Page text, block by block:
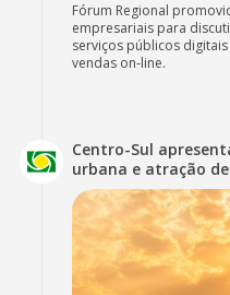
Fórum Regional
empresariais para
serviços públicos
vendas on-line.
Centro-Sul
urbana e atração